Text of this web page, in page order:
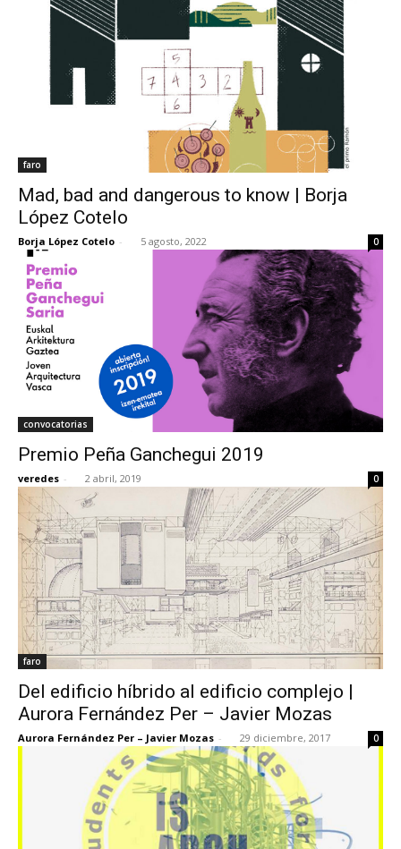
faro
Mad, bad and dangerous to know | Borja
López Cotelo
Borja López Cotelo - 5 agosto, 2022 0
convocatorias
Premio Peña Ganchegui 2019
veredes - 2 abril, 2019 0
faro
Del edificio híbrido al edificio complejo |
Aurora Fernández Per – Javier Mozas
Aurora Fernández Per – Javier Mozas - 29 diciembre, 2017 0